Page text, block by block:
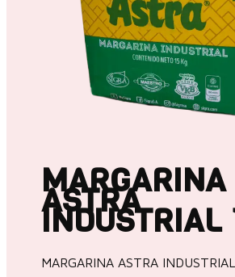
MARGARINA
ASTRA
INDUSTRIAL
MARGARINA ASTRA